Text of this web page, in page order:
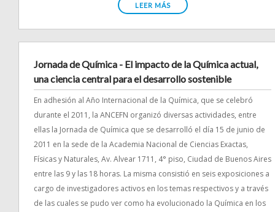
LEER MÁS
Jornada de Química - El impacto de la Química actual,
una ciencia central para el desarrollo sostenible
En adhesión al Año Internacional de la Química, que se celebró
durante el 2011, la ANCEFN organizó diversas actividades, entre
ellas la Jornada de Química que se desarrolló el día 15 de junio de
2011 en la sede de la Academia Nacional de Ciencias Exactas,
Físicas y Naturales, Av. Alvear 1711, 4° piso, Ciudad de Buenos Aires
entre las 9 y las 18 horas. La misma consistió en seis exposiciones a
cargo de investigadores activos en los temas respectivos y a través
de las cuales se pudo ver como ha evolucionado la Química en los